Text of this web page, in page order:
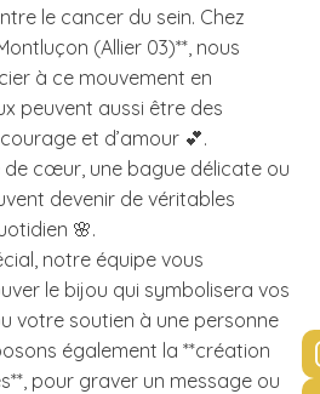
le cancer du sein. Chez
(Allier 03)**, nous
à ce mouvement en
peuvent aussi être des
et d’amour 💕.
de cœur, une bague délicate ou
devenir de véritables
🌸.
notre équipe vous
le bijou qui symbolisera vos
votre soutien à une personne
également la **création
pour graver un message ou